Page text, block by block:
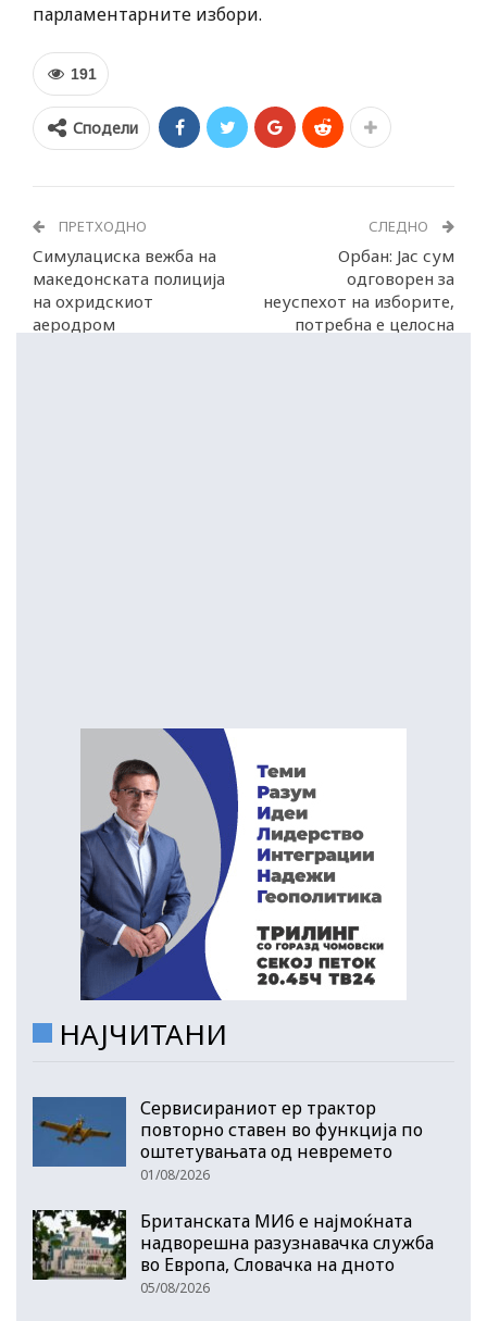
парламентарните избори.
191
Сподели
ПРЕТХОДНО
Симулациска вежба на
македонската полиција
на охридскиот
аеродром
СЛЕДНО
Орбан: Јас сум
одговорен за
неуспехот на изборите,
потребна е целосна
НАЈЧИТАНИ
Сервисираниот ер трактор
повторно ставен во функција по
оштетувањата од невремето
01/08/2026
Британската МИ6 е најмоќната
надворешна разузнавачка служба
во Европа, Словачка на дното
05/08/2026